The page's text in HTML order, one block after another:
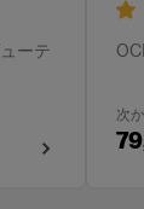
ーテ
次